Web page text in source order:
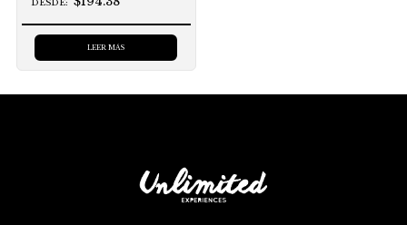
DESDE:
LEER MÁS